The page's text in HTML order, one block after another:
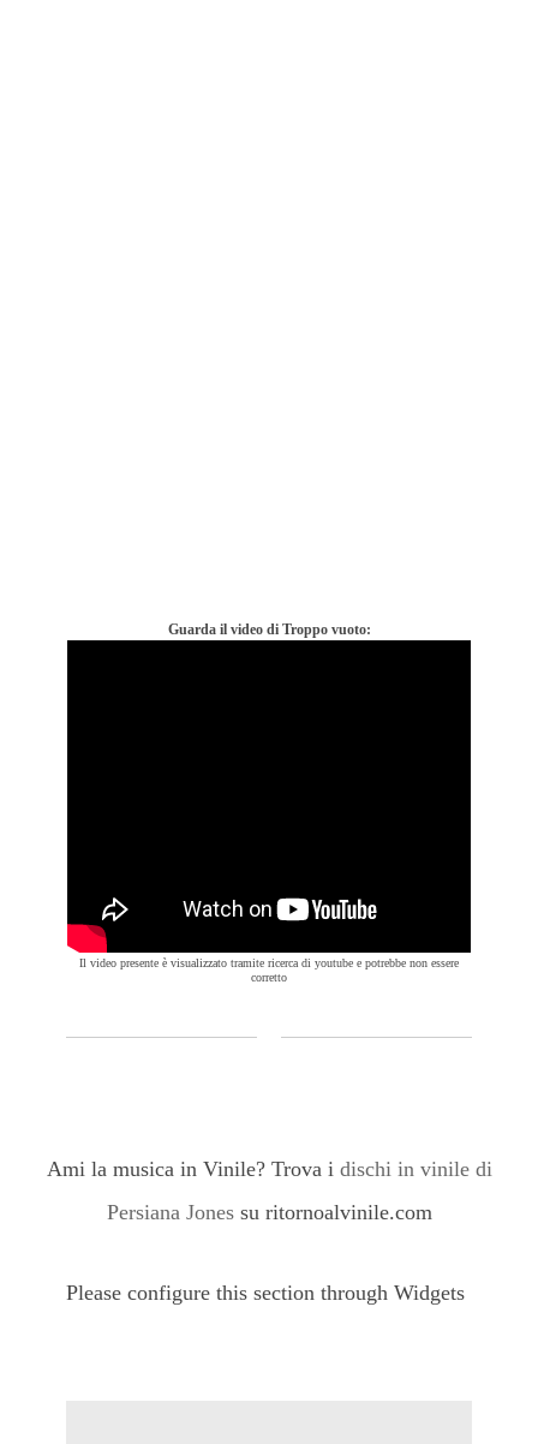
Guarda il video di Troppo vuoto:
Il video presente è visualizzato tramite ricerca di youtube e potrebbe non essere
corretto
Ami la musica in Vinile? Trova i dischi in vinile di
Persiana Jones su ritornoalvinile.com
Please configure this section through Widgets